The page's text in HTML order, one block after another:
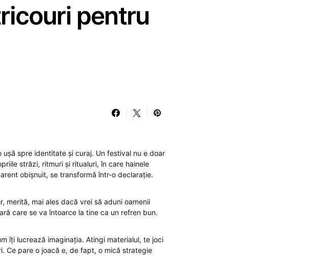
pentru
spre identitate și curaj. Un festival nu e doar
străzi, ritmuri și ritualuri, în care hainele
obișnuit, se transformă într-o declarație.
merită, mai ales dacă vrei să aduni oamenii
care se va întoarce la tine ca un refren bun.
îți lucrează imaginația. Atingi materialul, te joci
Ce pare o joacă e, de fapt, o mică strategie